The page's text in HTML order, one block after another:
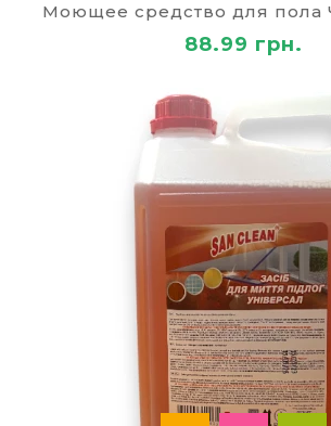
Моющее средство для пола
88.99 грн.